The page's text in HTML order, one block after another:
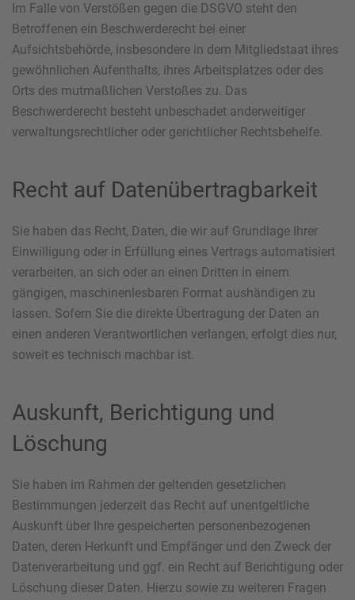
Im Falle von Verstößen gegen die DSGVO steht den
Betroffenen ein Beschwerderecht bei einer
Aufsichtsbehörde, insbesondere in dem Mitgliedstaat ihres
gewöhnlichen Aufenthalts, ihres Arbeitsplatzes oder des
Orts des mutmaßlichen Verstoßes zu. Das
Beschwerderecht besteht unbeschadet anderweitiger
verwaltungsrechtlicher oder gerichtlicher Rechtsbehelfe.
Recht auf Daten­übertrag­barkeit
Sie haben das Recht, Daten, die wir auf Grundlage Ihrer
Einwilligung oder in Erfüllung eines Vertrags automatisiert
verarbeiten, an sich oder an einen Dritten in einem
gängigen, maschinenlesbaren Format aushändigen zu
lassen. Sofern Sie die direkte Übertragung der Daten an
einen anderen Verantwortlichen verlangen, erfolgt dies nur,
soweit es technisch machbar ist.
Auskunft, Berichtigung und
Löschung
Sie haben im Rahmen der geltenden gesetzlichen
Bestimmungen jederzeit das Recht auf unentgeltliche
Auskunft über Ihre gespeicherten personenbezogenen
Daten, deren Herkunft und Empfänger und den Zweck der
Datenverarbeitung und ggf. ein Recht auf Berichtigung oder
Löschung dieser Daten. Hierzu sowie zu weiteren Fragen